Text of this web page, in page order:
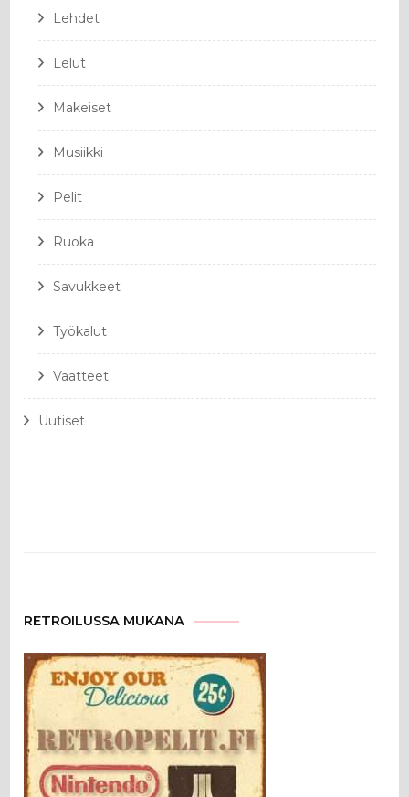
Lehdet
Lelut
Makeiset
Musiikki
Pelit
Ruoka
Savukkeet
Työkalut
Vaatteet
Uutiset
RETROILUSSA MUKANA